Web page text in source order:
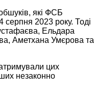
які ФСБ
серпня 2023 року. Тоді
Ельдара
Аметхана Умєрова та
цих
незаконно